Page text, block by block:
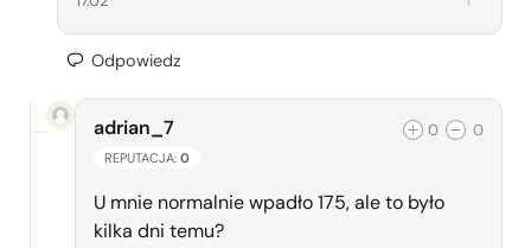
Odpowiedz
adrian_7
REPUTACJA: 0
0 0
U mnie normalnie wpadło 175, ale to było
kilka dni temu?